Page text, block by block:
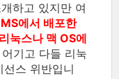
하고 있지만 여
MS에서 배포한
리눅스나 맥 OS에
기고 다들 리눅
스 위반입니